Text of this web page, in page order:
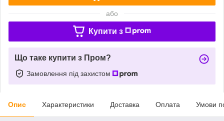
або
Купити з
Що таке купити з Пром?
Замовлення під захистом
Опис Характеристики Доставка Оплата Умови